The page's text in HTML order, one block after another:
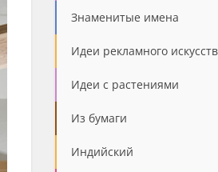
Знаменитые имена
Идеи рекламного
Идеи с растениями
Из бумаги
Индийский